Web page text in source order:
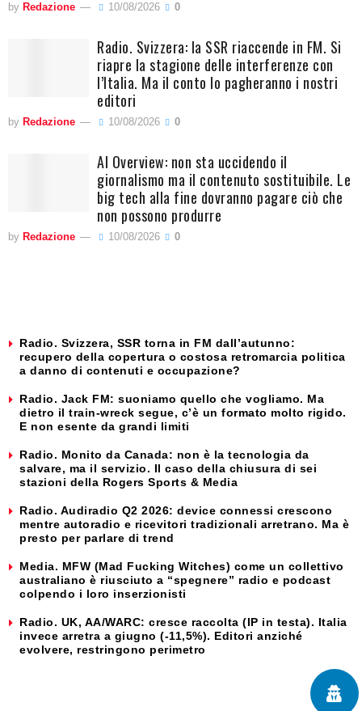
by Redazione 10/08/2026 0
Radio. Svizzera: la SSR riaccende in FM. Si
riapre la stagione delle interferenze con
l’Italia. Ma il conto lo pagheranno i nostri
editori
by Redazione 10/08/2026 0
AI Overview: non sta uccidendo il
giornalismo ma il contenuto sostituibile. Le
big tech alla fine dovranno pagare ciò che
non possono produrre
by Redazione 10/08/2026 0
Radio. Svizzera, SSR torna in FM dall’autunno:
recupero della copertura o costosa retromarcia politica
a danno di contenuti e occupazione?
Radio. Jack FM: suoniamo quello che vogliamo. Ma
dietro il train-wreck segue, c’è un formato molto rigido.
E non esente da grandi limiti
Radio. Monito da Canada: non è la tecnologia da
salvare, ma il servizio. Il caso della chiusura di sei
stazioni della Rogers Sports & Media
Radio. Audiradio Q2 2026: device connessi crescono
mentre autoradio e ricevitori tradizionali arretrano. Ma è
presto per parlare di trend
Media. MFW (Mad Fucking Witches) come un collettivo
australiano è riusciuto a “spegnere” radio e podcast
colpendo i loro inserzionisti
Radio. UK, AA/WARC: cresce raccolta (IP in testa). Italia
invece arretra a giugno (-11,5%). Editori anziché
evolvere, restringono perimetro